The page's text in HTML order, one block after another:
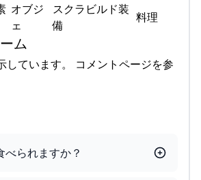
オブジ
ェ
スクラビルド装
備
料理
ム
しています。 コメントページを参
べられますか？